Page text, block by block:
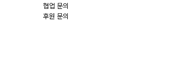
협업 문의
후원 문의